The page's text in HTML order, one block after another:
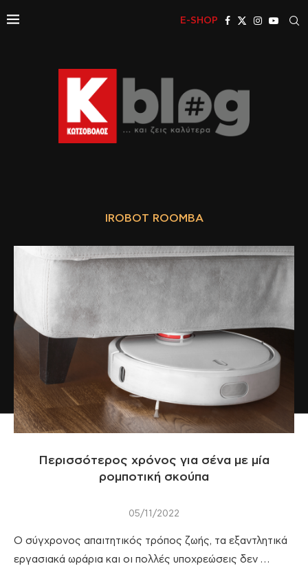
E-SHOP
IROBOT ROOMBA
Περισσότερος χρόνος για σένα με μία
ρομποτική σκούπα
05/11/2022
Ο σύγχρονος απαιτητικός τρόπος ζωής, τα εξαντλητικά
εργασιακά ωράρια και οι πολλές υποχρεώσεις δεν …